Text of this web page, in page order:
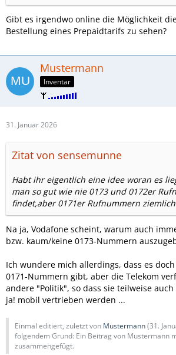
Gibt es irgendwo online die Möglichkeit
Bestellung eines Prepaidtarifs zu sehen?
Mustermann
Inventar
31. Januar 2026
Zitat von sensemunne
Habt ihr eigentlich eine idee woran es
man so gut wie nie 0173 und 0172er
findet,aber 0171er Rufnummern
Na ja, Vodafone scheint, warum auch
bzw. kaum/keine 0173-Nummern
Ich wundere mich allerdings, dass es
0171-Nummern gibt, aber die Telekom
andere "Politik", so dass sie teilweise
ja! mobil vertrieben werden ...
Einmal editiert, zuletzt von Mustermann(31.
folgendem Grund: Ein Beitrag von Mustermann
zusammengefügt.